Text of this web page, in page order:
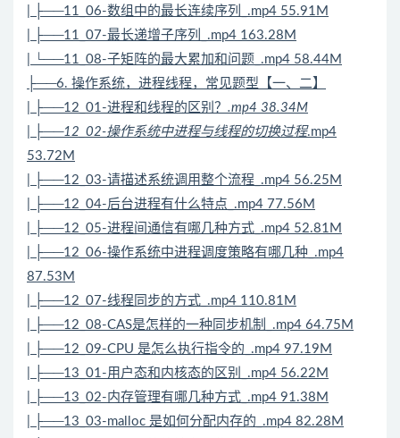
| ├──11_06-数组中的最长连续序列_.mp4 55.91M
| ├──11_07-最长递增子序列_.mp4 163.28M
| └──11_08-子矩阵的最大累加和问题_.mp4 58.44M
├──6. 操作系统，进程线程，常见题型【一、二】
| ├──12_01-进程和线程的区别？ .mp4 38.34M
| ├──12_02-操作系统中进程与线程的切换过程.mp4
53.72M
| ├──12_03-请描述系统调用整个流程_.mp4 56.25M
| ├──12_04-后台进程有什么特点_.mp4 77.56M
| ├──12_05-进程间通信有哪几种方式_.mp4 52.81M
| ├──12_06-操作系统中进程调度策略有哪几种_.mp4
87.53M
| ├──12_07-线程同步的方式_.mp4 110.81M
| ├──12_08-CAS是怎样的一种同步机制_.mp4 64.75M
| ├──12_09-CPU 是怎么执行指令的_.mp4 97.19M
| ├──13_01-用户态和内核态的区别_.mp4 56.22M
| ├──13_02-内存管理有哪几种方式_.mp4 91.38M
| ├──13_03-malloc 是如何分配内存的_.mp4 82.28M